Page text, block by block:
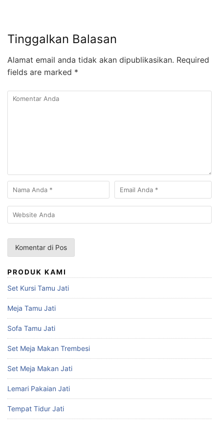
Tinggalkan Balasan
Alamat email anda tidak akan dipublikasikan. Required
fields are marked *
PRODUK KAMI
Set Kursi Tamu Jati
Meja Tamu Jati
Sofa Tamu Jati
Set Meja Makan Trembesi
Set Meja Makan Jati
Lemari Pakaian Jati
Tempat Tidur Jati